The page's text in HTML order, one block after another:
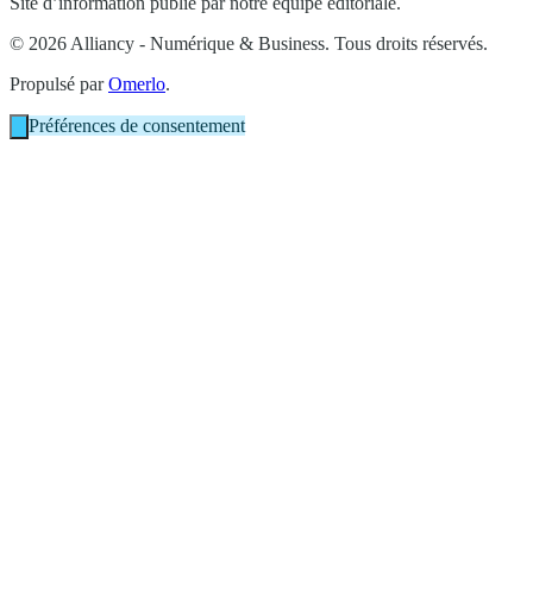
© 2026 Alliancy - Numérique & Business. Tous droits réservés.
Propulsé parOmerlo.
Préférences de consentement